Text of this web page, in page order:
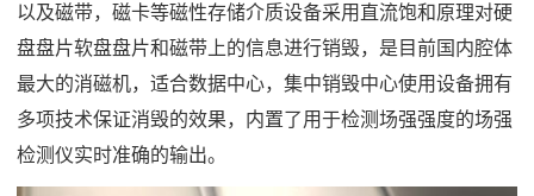
以及磁带，磁卡等磁性存储介质设备采用直流饱和原理对硬
盘盘片软盘盘片和磁带上的信息进行销毁，是目前国内腔体
最大的消磁机，适合数据中心，集中销毁中心使用设备拥有
多项技术保证消毁的效果，内置了用于检测场强强度的场强
检测仪实时准确的输出。